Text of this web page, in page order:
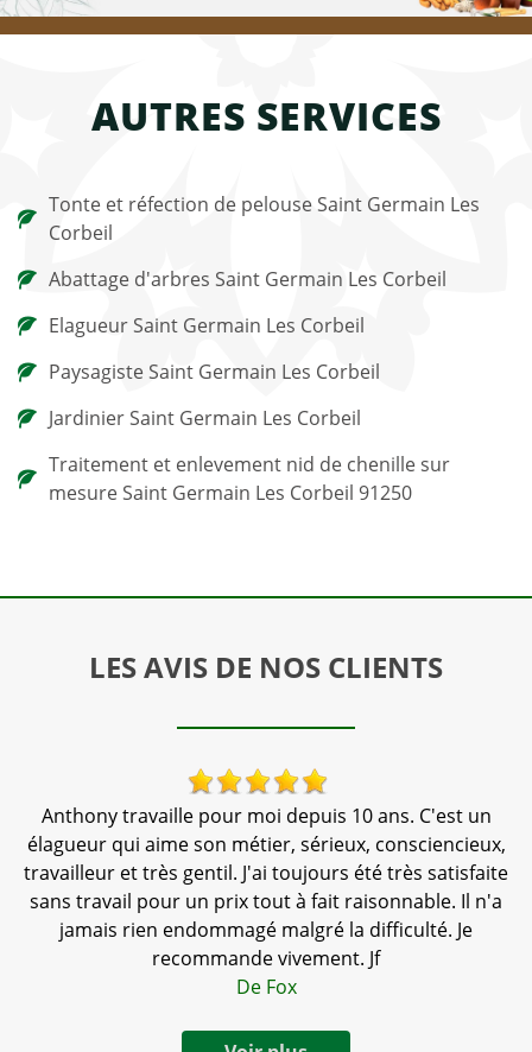
AUTRES SERVICES
Tonte et réfection de pelouse Saint Germain Les
Corbeil
Abattage d'arbres Saint Germain Les Corbeil
Elagueur Saint Germain Les Corbeil
Paysagiste Saint Germain Les Corbeil
Jardinier Saint Germain Les Corbeil
Traitement et enlevement nid de chenille sur
mesure Saint Germain Les Corbeil 91250
LES AVIS DE NOS CLIENTS
Anthony travaille pour moi depuis 10 ans. C'est un
élagueur qui aime son métier, sérieux, consciencieux,
travailleur et très gentil. J'ai toujours été très satisfaite
sans travail pour un prix tout à fait raisonnable. Il n'a
jamais rien endommagé malgré la difficulté. Je
recommande vivement. Jf
De Fox